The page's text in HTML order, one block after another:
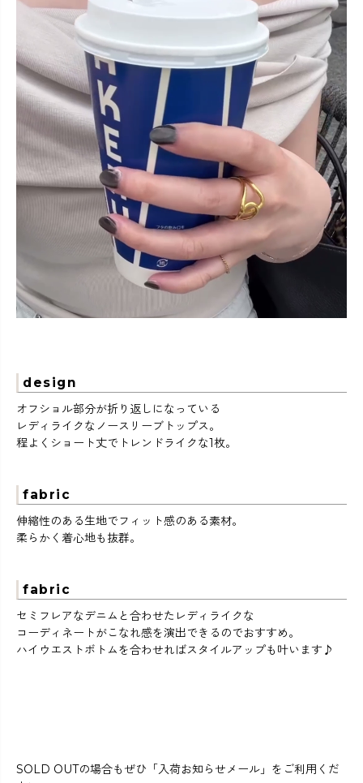
design
オフショル部分が折り返しになっている
レディライクなノースリーブトップス。
程よくショート丈でトレンドライクな1枚。
fabric
伸縮性のある生地でフィット感のある素材。
柔らかく着心地も抜群。
fabric
セミフレアなデニムと合わせたレディライクな
コーディネートがこなれ感を演出できるのでおすすめ。
ハイウエストボトムを合わせればスタイルアップも叶います♪
SOLD OUTの場合もぜひ「入荷お知らせメール」をご利用くだ